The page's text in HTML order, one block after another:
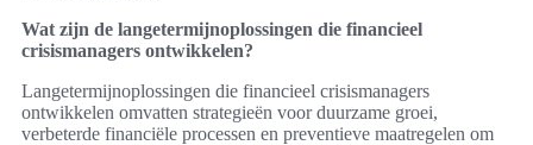
Wat zijn de langetermijnoplossingen die financieel
crisismanagers ontwikkelen?
Langetermijnoplossingen die financieel crisismanagers
ontwikkelen omvatten strategieën voor duurzame groei,
verbeterde financiële processen en preventieve maatregelen om